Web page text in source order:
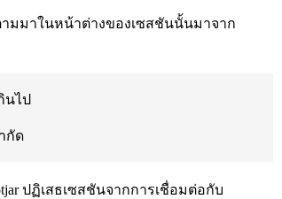
มมาในหน้าต่างของเซสชันนั้นมาจาก
นไป
กัด
ปฏิเสธเซสชันจากการเชื่อมต่อกับ